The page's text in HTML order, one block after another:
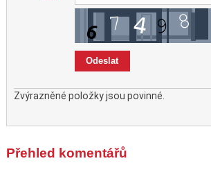
Zvýrazněné položky jsou povinné.
Přehled komentářů